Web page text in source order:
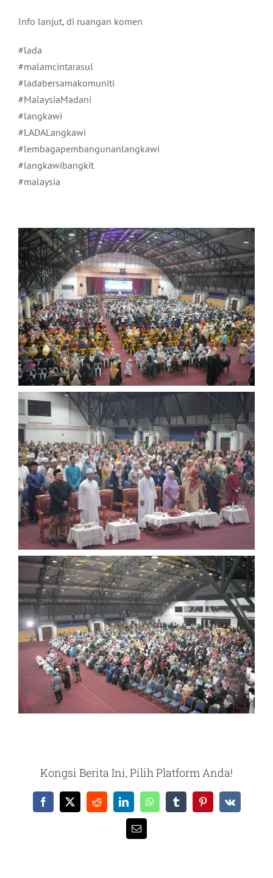
Info lanjut, di ruangan komen
#lada
#malamcintarasul
#ladabersamakomuniti
#MalaysiaMadani
#langkawi
#LADALangkawi
#lembagapembangunanlangkawi
#langkawibangkit
#malaysia
Kongsi Berita Ini, Pilih Platform Anda!
Facebook
X RedditLinkedInWhatsAppTumblrPinterest
Vk
Email